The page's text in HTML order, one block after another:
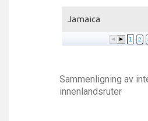
Jamaica
1 2
Sammenligning av
innenlandsruter